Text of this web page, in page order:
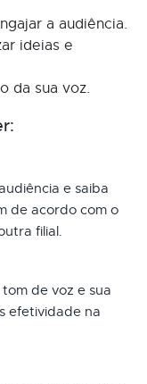
a audiência.
ideias e
da sua voz.
e saiba
de acordo com o
filial.
de voz e sua
efetividade na